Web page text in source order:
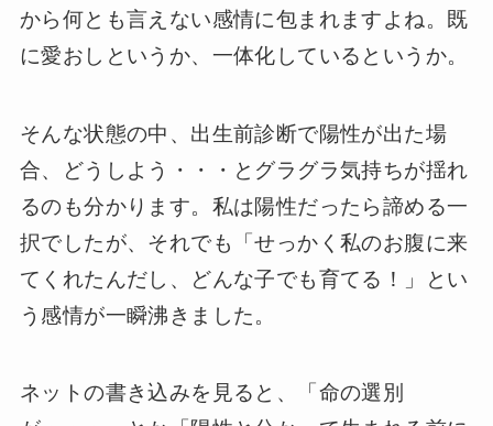
から何とも言えない感情に包まれますよね。既
に愛おしというか、一体化しているというか。
そんな状態の中、出生前診断で陽性が出た場
合、どうしよう・・・とグラグラ気持ちが揺れ
るのも分かります。私は陽性だったら諦める一
択でしたが、それでも「せっかく私のお腹に来
てくれたんだし、どんな子でも育てる！」とい
う感情が一瞬沸きました。
ネットの書き込みを見ると、「命の選別